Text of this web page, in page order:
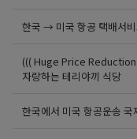
한국 → 미국 항공 택배서
((( Huge Price Reduction
자랑하는 테리야끼 식당
한국에서 미국 항공운송 국